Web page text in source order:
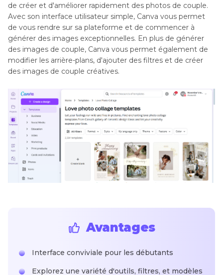
de créer et d'améliorer rapidement des photos de couple.
Avec son interface utilisateur simple, Canva vous permet
de vous rendre sur sa plateforme et de commencer à
générer des images exceptionnelles. En plus de générer
des images de couple, Canva vous permet également de
modifier les arrière-plans, d'ajouter des filtres et de créer
des images de couple créatives.
Avantages
Interface conviviale pour les débutants
Explorez une variété d'outils, filtres, et modèles